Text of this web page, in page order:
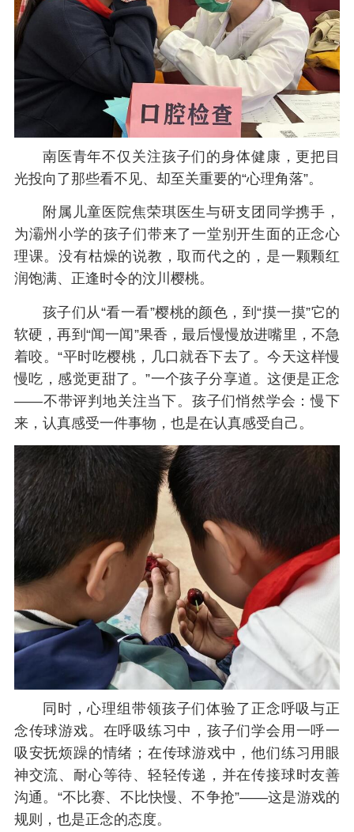
南医青年不仅关注孩子们的身体健康，更把目
光投向了那些看不见、却至关重要的“心理角落”。
附属儿童医院焦荣琪医生与研支团同学携手，
为灞州小学的孩子们带来了一堂别开生面的正念心
理课。没有枯燥的说教，取而代之的，是一颗颗红
润饱满、正逢时令的汶川樱桃。
孩子们从“看一看”樱桃的颜色，到“摸一摸”它的
软硬，再到“闻一闻”果香，最后慢慢放进嘴里，不急
着咬。“平时吃樱桃，几口就吞下去了。今天这样慢
慢吃，感觉更甜了。”一个孩子分享道。这便是正念
——不带评判地关注当下。孩子们悄然学会：慢下
来，认真感受一件事物，也是在认真感受自己。
同时，心理组带领孩子们体验了正念呼吸与正
念传球游戏。在呼吸练习中，孩子们学会用一呼一
吸安抚烦躁的情绪；在传球游戏中，他们练习用眼
神交流、耐心等待、轻轻传递，并在传接球时友善
沟通。“不比赛、不比快慢、不争抢”——这是游戏的
规则，也是正念的态度。